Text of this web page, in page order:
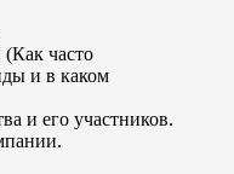
часто
и в каком
и его участников.